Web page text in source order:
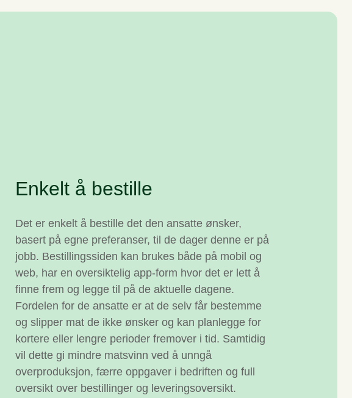
Enkelt å bestille
Det er enkelt å bestille det den ansatte ønsker,
basert på egne preferanser, til de dager denne er på
jobb. Bestillingssiden kan brukes både på mobil og
web, har en oversiktelig app-form hvor det er lett å
finne frem og legge til på de aktuelle dagene.
Fordelen for de ansatte er at de selv får bestemme
og slipper mat de ikke ønsker og kan planlegge for
kortere eller lengre perioder fremover i tid. Samtidig
vil dette gi mindre matsvinn ved å unngå
overproduksjon, færre oppgaver i bedriften og full
oversikt over bestillinger og leveringsoversikt.